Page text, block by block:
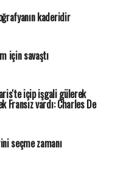
kaderidir
için savaştı
içip işgali gülerek
Fransız vardı: Charles De
seçme zamanı